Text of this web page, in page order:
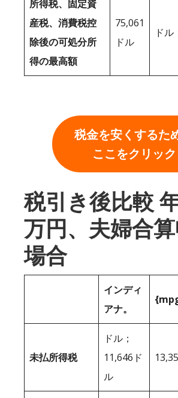
所得税、固定資
産税、消費税控
除後の可処分所
得の最高額
75,061
ドル
ド
税金を安くするた
ここをクリック
税引き後比較
万円、夫婦合
場合
インディ
アナ。
未払所得税
ドル；
11,646ド
ル